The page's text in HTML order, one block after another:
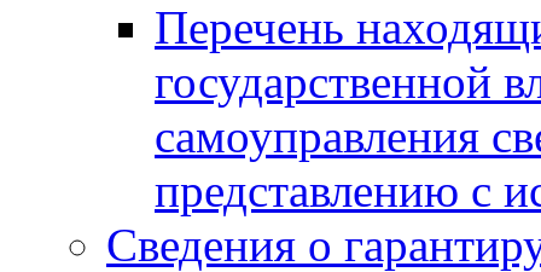
Перечень
государственной
самоуправления
представлению с
Сведения о